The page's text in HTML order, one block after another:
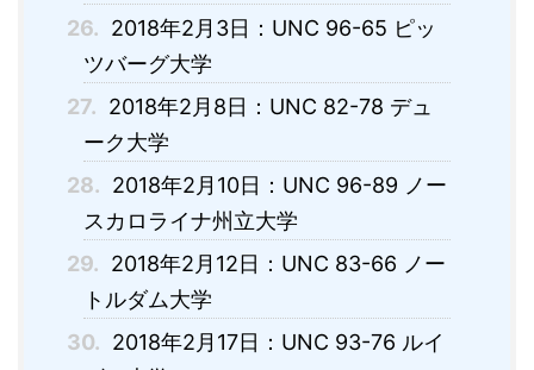
26. 2018年2月3日：UNC 96-65 ピッ
ツバーグ大学
27. 2018年2月8日：UNC 82-78 デュ
ーク大学
28. 2018年2月10日：UNC 96-89 ノー
スカロライナ州立大学
29. 2018年2月12日：UNC 83-66 ノー
トルダム大学
30. 2018年2月17日：UNC 93-76 ルイ